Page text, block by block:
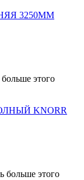
3250ММ
больше этого
KNORR
больше этого